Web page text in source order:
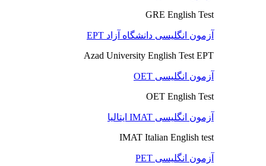
GRE English Test
آزمون انگلیسی دانشگاه آزاد EPT
Azad University English Test EPT
آزمون انگلیسی OET
OET English Test
آزمون انگلیسی IMAT ایتالیا
IMAT Italian English test
آزمون انگلیسی PET